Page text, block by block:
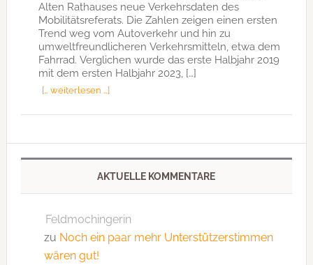
Alten Rathauses neue Verkehrsdaten des
Mobilitätsreferats. Die Zahlen zeigen einen ersten
Trend weg vom Autoverkehr und hin zu
umweltfreundlicheren Verkehrsmitteln, etwa dem
Fahrrad. Verglichen wurde das erste Halbjahr 2019
mit dem ersten Halbjahr 2023, […]
[… weiterlesen …]
AKTUELLE KOMMENTARE
Feldmochingerin
zu Noch ein paar mehr Unterstützerstimmen
wären gut!